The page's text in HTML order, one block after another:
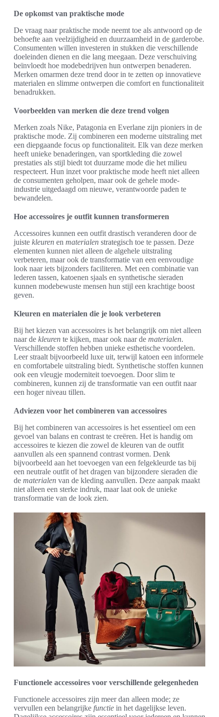
De opkomst van praktische mode
De vraag naar praktische mode neemt toe als antwoord op de
behoefte aan veelzijdigheid en duurzaamheid in de garderobe.
Consumenten willen investeren in stukken die verschillende
doeleinden dienen en die lang meegaan. Deze verschuiving
beïnvloedt hoe modebedrijven hun ontwerpen benaderen.
Merken omarmen deze trend door in te zetten op innovatieve
materialen en slimme ontwerpen die comfort en functionaliteit
benadrukken.
Voorbeelden van merken die deze trend volgen
Merken zoals Nike, Patagonia en Everlane zijn pioniers in de
praktische mode. Zij combineren een moderne uitstraling met
een diepgaande focus op functionaliteit. Elk van deze merken
heeft unieke benaderingen, van sportkleding die zowel
prestaties als stijl biedt tot duurzame mode die het milieu
respecteert. Hun inzet voor praktische mode heeft niet alleen
de consumenten geholpen, maar ook de gehele mode-
industrie uitgedaagd om nieuwe, verantwoorde paden te
bewandelen.
Hoe accessoires je outfit kunnen transformeren
Accessoires kunnen een outfit drastisch veranderen door de
juiste kleuren en materialen strategisch toe te passen. Deze
elementen kunnen niet alleen de algehele uitstraling
verbeteren, maar ook de transformatie van een eenvoudige
look naar iets bijzonders faciliteren. Met een combinatie van
lederen tassen, katoenen sjaals en synthetische sieraden
kunnen modebewuste mensen hun stijl een krachtige boost
geven.
Kleuren en materialen die je look verbeteren
Bij het kiezen van accessoires is het belangrijk om niet alleen
naar de kleuren te kijken, maar ook naar de materialen.
Verschillende stoffen hebben unieke esthetische voordelen.
Leer straalt bijvoorbeeld luxe uit, terwijl katoen een informele
en comfortabele uitstraling biedt. Synthetische stoffen kunnen
ook een vleugje moderniteit toevoegen. Door slim te
combineren, kunnen zij de transformatie van een outfit naar
een hoger niveau tillen.
Adviezen voor het combineren van accessoires
Bij het combineren van accessoires is het essentieel om een
gevoel van balans en contrast te creëren. Het is handig om
accessoires te kiezen die zowel de kleuren van de outfit
aanvullen als een spannend contrast vormen. Denk
bijvoorbeeld aan het toevoegen van een felgekleurde tas bij
een neutrale outfit of het dragen van bijzondere sieraden die
de materialen van de kleding aanvullen. Deze aanpak maakt
niet alleen een sterke indruk, maar laat ook de unieke
transformatie van de look zien.
Functionele accessoires voor verschillende gelegenheden
Functionele accessoires zijn meer dan alleen mode; ze
vervullen een belangrijke functie in het dagelijkse leven.